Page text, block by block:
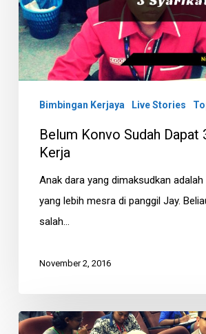
3
Offer
Kerja
Bimbingan Kerjaya Live Stories
Belum Konvo Sudah Dapat
Kerja
Anak dara yang dimaksudkan
yang lebih mesra di panggil Jay.
salah…
November 2, 2016
Bengkel